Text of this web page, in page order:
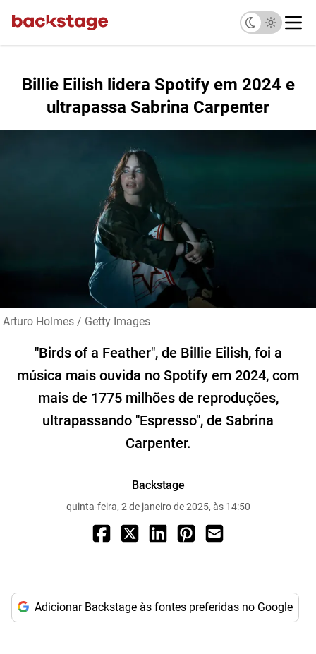
Billie Eilish lidera Spotify em 2024 e
ultrapassa Sabrina Carpenter
Arturo Holmes / Getty Images
"Birds of a Feather", de Billie Eilish, foi a
música mais ouvida no Spotify em 2024, com
mais de 1775 milhões de reproduções,
ultrapassando "Espresso", de Sabrina
Carpenter.
Backstage
quinta-feira, 2 de janeiro de 2025, às 14:50
Adicionar Backstage às fontes preferidas no Google